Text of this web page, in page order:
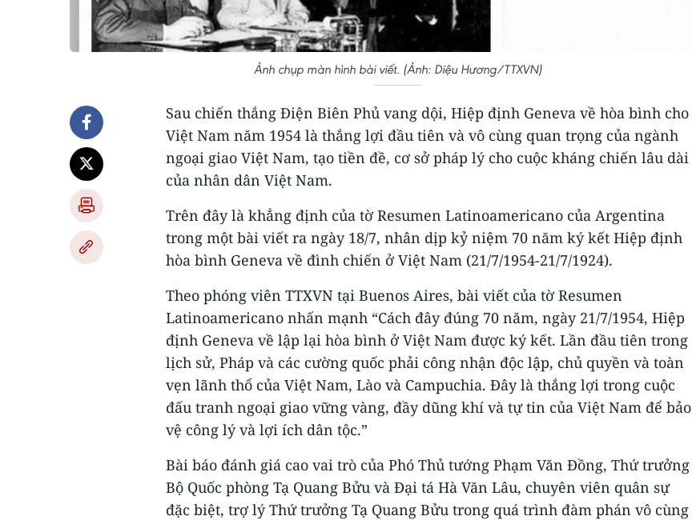
Ảnh chụp màn hình bài viết. (Ảnh: Diệu Hương/TTXVN)
Sau chiến thắng Điện Biên Phủ vang dội, Hiệp định Geneva về hòa bình cho
Việt Nam năm 1954 là thắng lợi đầu tiên và vô cùng quan trọng của ngành
ngoại giao Việt Nam, tạo tiền đề, cơ sở pháp lý cho cuộc kháng chiến lâu dài
của nhân dân Việt Nam.
Trên đây là khẳng định của tờ Resumen Latinoamericano của Argentina
trong một bài viết ra ngày 18/7, nhân dịp kỷ niệm 70 năm ký kết Hiệp định
hòa bình Geneva về đình chiến ở Việt Nam (21/7/1954-21/7/1924).
Theo phóng viên TTXVN tại Buenos Aires, bài viết của tờ Resumen
Latinoamericano nhấn mạnh “Cách đây đúng 70 năm, ngày 21/7/1954, Hiệp
định Geneva về lập lại hòa bình ở Việt Nam được ký kết. Lần đầu tiên trong
lịch sử, Pháp và các cường quốc phải công nhận độc lập, chủ quyền và toàn
vẹn lãnh thổ của Việt Nam, Lào và Campuchia. Đây là thắng lợi trong cuộc
đấu tranh ngoại giao vững vàng, đầy dũng khí và tự tin của Việt Nam để bảo
vệ công lý và lợi ích dân tộc.”
Bài báo đánh giá cao vai trò của Phó Thủ tướng Phạm Văn Đồng, Thứ trưởng
Bộ Quốc phòng Tạ Quang Bửu và Đại tá Hà Văn Lâu, chuyên viên quân sự
đặc biệt, trợ lý Thứ trưởng Tạ Quang Bửu trong quá trình đàm phán vô cùng